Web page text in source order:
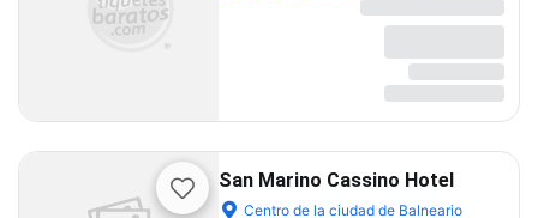
San Marino Cassino Hotel
Centro de la ciudad de Balneario